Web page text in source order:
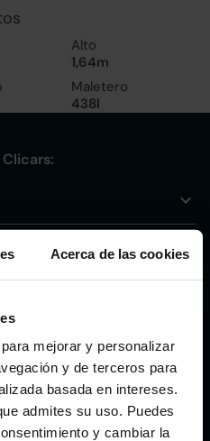
Acerca de las cookies
mejorar y personalizar
y de terceros para
basada en intereses.
admites su uso. Puedes
y cambiar la
Alto
1,64m
Maletero
438l